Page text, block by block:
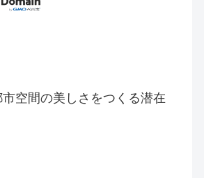
空間の美しさをつくる潜在